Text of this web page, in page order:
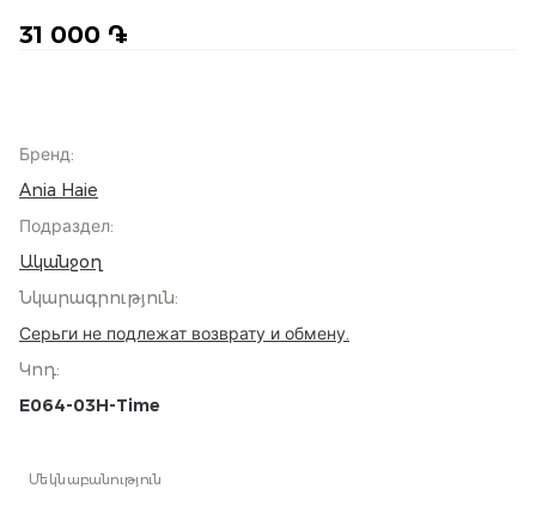
31 000 ֏
Бренд:
Ania Haie
Подраздел:
Ականջօղ
Նկարագրություն:
Серьги не подлежат возврату и обмену.
Կոդ:
E064-03H-Time
Մեկնաբանություն